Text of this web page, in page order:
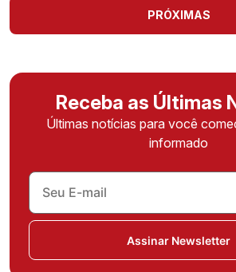
PRÓXIMAS
Receba as Últimas
Últimas notícias para você
informado
Assinar Newsletter